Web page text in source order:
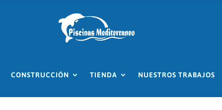
CONSTRUCCIÓN TIENDA NUESTROS TRABAJOS